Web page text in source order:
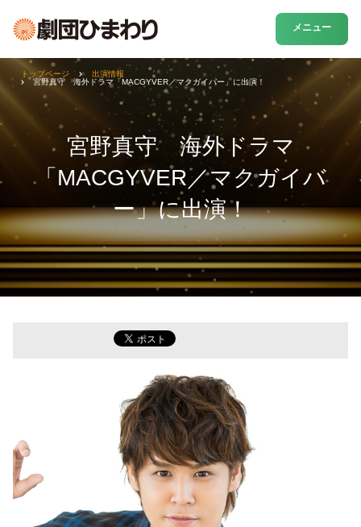
メニュー
宮野真守 海外ドラマ
「MACGYVER／マクガイバ
ー」に出演！
トップページ
出演情報
宮野真守 海外ドラマ「MACGYVER／マクガイバー」に出演！